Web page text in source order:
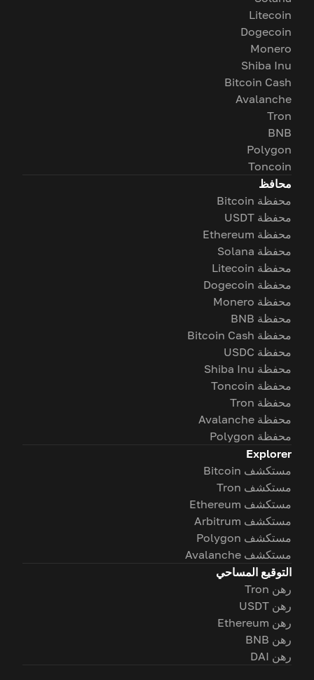
Litecoin
Dogecoin
Monero
Shiba Inu
Bitcoin Cash
Avalanche
Tron
BNB
Polygon
Toncoin
محافظ
محفظة Bitcoin
محفظة USDT
محفظة Ethereum
محفظة Solana
محفظة Litecoin
محفظة Dogecoin
محفظة Monero
محفظة BNB
محفظة Bitcoin Cash
محفظة USDC
محفظة Shiba Inu
محفظة Toncoin
محفظة Tron
محفظة Avalanche
محفظة Polygon
Explorer
مستكشف Bitcoin
مستكشف Tron
مستكشف Ethereum
مستكشف Arbitrum
مستكشف Polygon
مستكشف Avalanche
التوقيع المساحي
رهن Tron
رهن USDT
رهن Ethereum
رهن BNB
رهن DAI